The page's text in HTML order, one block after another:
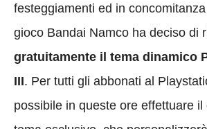
festeggiamenti ed in concomitanza
gioco Bandai Namco ha deciso di
gratuitamente il tema dinamico
III. Per tutti gli abbonati al
possibile in queste ore effettuare il